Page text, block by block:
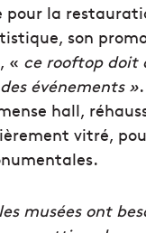
pour la
son
« ce rooftop doit
événements »
hall,
vitré,
musées ont